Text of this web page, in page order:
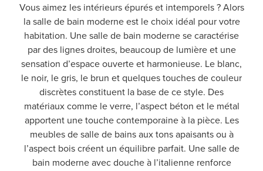
Vous aimez les intérieurs épurés et intemporels ? Alors
la salle de bain moderne est le choix idéal pour votre
habitation. Une salle de bain moderne se caractérise
par des lignes droites, beaucoup de lumière et une
sensation d’espace ouverte et harmonieuse. Le blanc,
le noir, le gris, le brun et quelques touches de couleur
discrètes constituent la base de ce style. Des
matériaux comme le verre, l’aspect béton et le métal
apportent une touche contemporaine à la pièce. Les
meubles de salle de bains aux tons apaisants ou à
l’aspect bois créent un équilibre parfait. Une salle de
bain moderne avec douche à l’italienne renforce